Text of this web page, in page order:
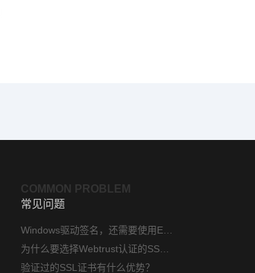
COMMON PROBLEM
常见问题
验证过的SSL证书有什么优势？